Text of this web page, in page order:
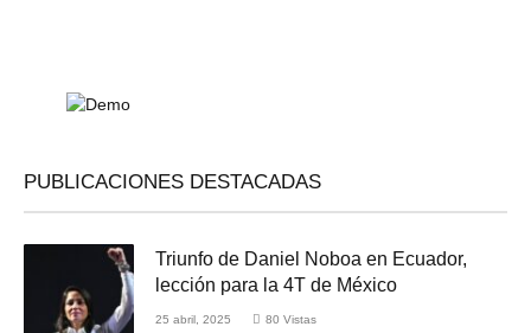
PUBLICACIONES DESTACADAS
Triunfo de Daniel Noboa en Ecuador,
lección para la 4T de México
25 abril, 2025 80 Vistas